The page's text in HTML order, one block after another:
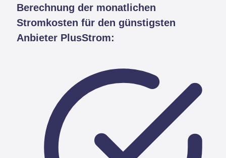
Berechnung der monatlichen
Stromkosten für den günstigsten
Anbieter PlusStrom: